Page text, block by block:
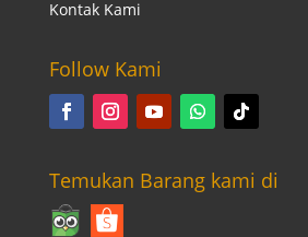
Kontak Kami
Follow Kami
Temukan Barang kami di